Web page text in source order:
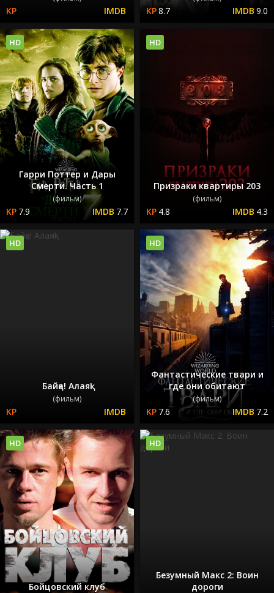
8.7 9.0
Гарри Поттер и Дары
Смерти. Часть 1
(фильм)
7.9 7.7
HD
Призраки квартиры 203
(фильм)
4.8 4.3
HD
Байқа! Алаяқ!
(фильм)
HD
Фантастические твари и
где они обитают
(фильм)
7.6 7.2
HD
Бойцовский клуб
HD
Безумный Макс 2: Воин
дороги
HD